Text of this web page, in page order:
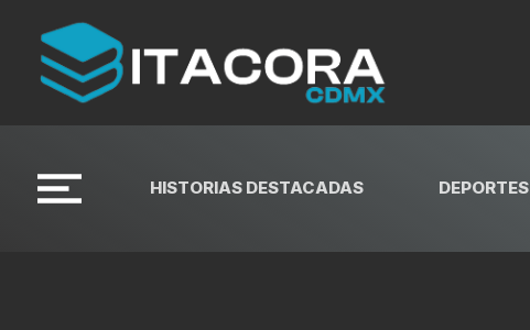
HISTORIAS DESTACADAS DEPORTES